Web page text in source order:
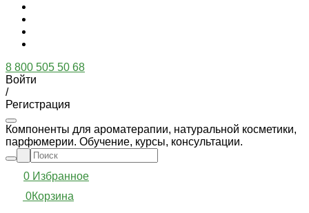
8 800 505 50 68
Войти
/
Регистрация
Компоненты для ароматерапии, натуральной косметики,
парфюмерии. Обучение, курсы, консультации.
0 Избранное
0Корзина